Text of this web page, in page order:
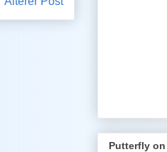
Putterfly